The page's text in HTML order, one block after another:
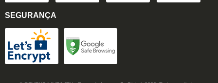
SEGURANÇA